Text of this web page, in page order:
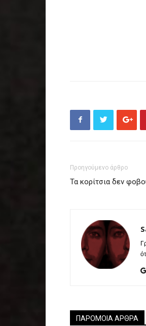
Προηγούμενο άρθρο
Τα κορίτσια δεν
ΠΑΡΟΜΟΙΑ ΑΡΘΡΑ